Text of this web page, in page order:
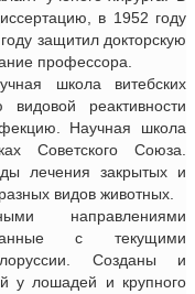
в 1952 году
защитил докторскую
профессора.
школа витебских
реактивности
Научная школа
Советского Союза.
лечения закрытых и
видов животных.
направлениями
с текущими
Созданы и
у лошадей и крупного